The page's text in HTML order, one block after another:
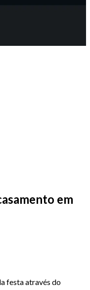
em
festa através do